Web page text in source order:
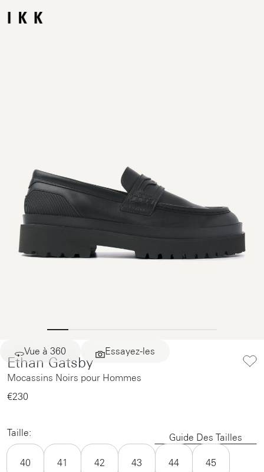
Vue à 360 Essayez-les
Ethan Gatsby
Mocassins Noirs pour Hommes
€230‌
Taille: Guide Des Tailles
40 41 42 43 44 45